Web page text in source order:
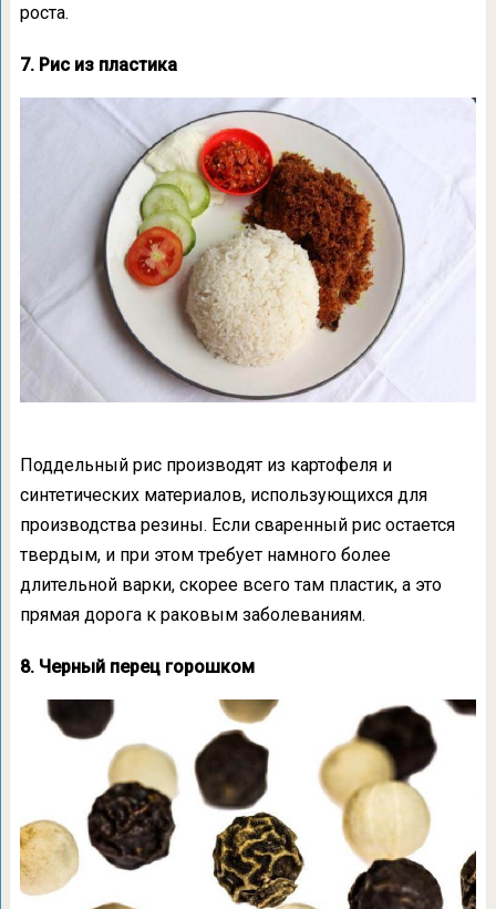
роста.
7. Рис из пластика
Поддельный рис производят из картофеля и
синтетических материалов, использующихся для
производства резины. Если сваренный рис остается
твердым, и при этом требует намного более
длительной варки, скорее всего там пластик, а это
прямая дорога к раковым заболеваниям.
8. Черный перец горошком